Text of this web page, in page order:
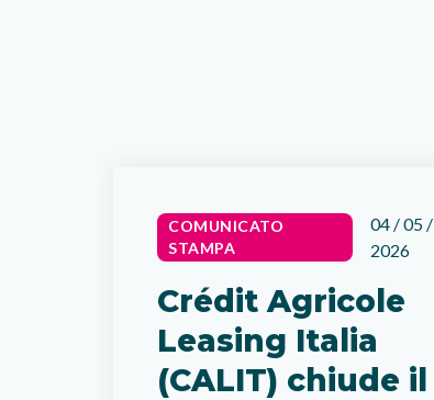
COMUNICATO
STAMPA
04 / 05 /
2026
Crédit Agricole
Leasing Italia
(CALIT) chiude il